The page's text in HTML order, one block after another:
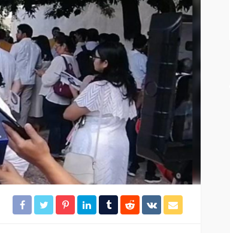
37
mitad de 2026
Redacción 20 horas ago